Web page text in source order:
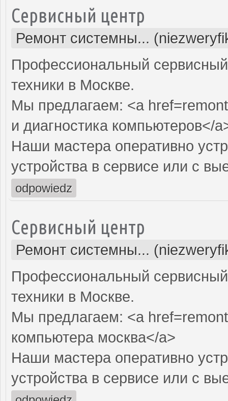
Сервисный центр
Ремонт системны...
Профессиональный
техники в Москве.
Мы предлагаем: <a
и диагностика компьютеров</
Наши мастера оперативно
устройства в сервисе или с
odpowiedz
Сервисный центр
Ремонт системны...
Профессиональный
техники в Москве.
Мы предлагаем: <a
компьютера москва</a>
Наши мастера оперативно
устройства в сервисе или с